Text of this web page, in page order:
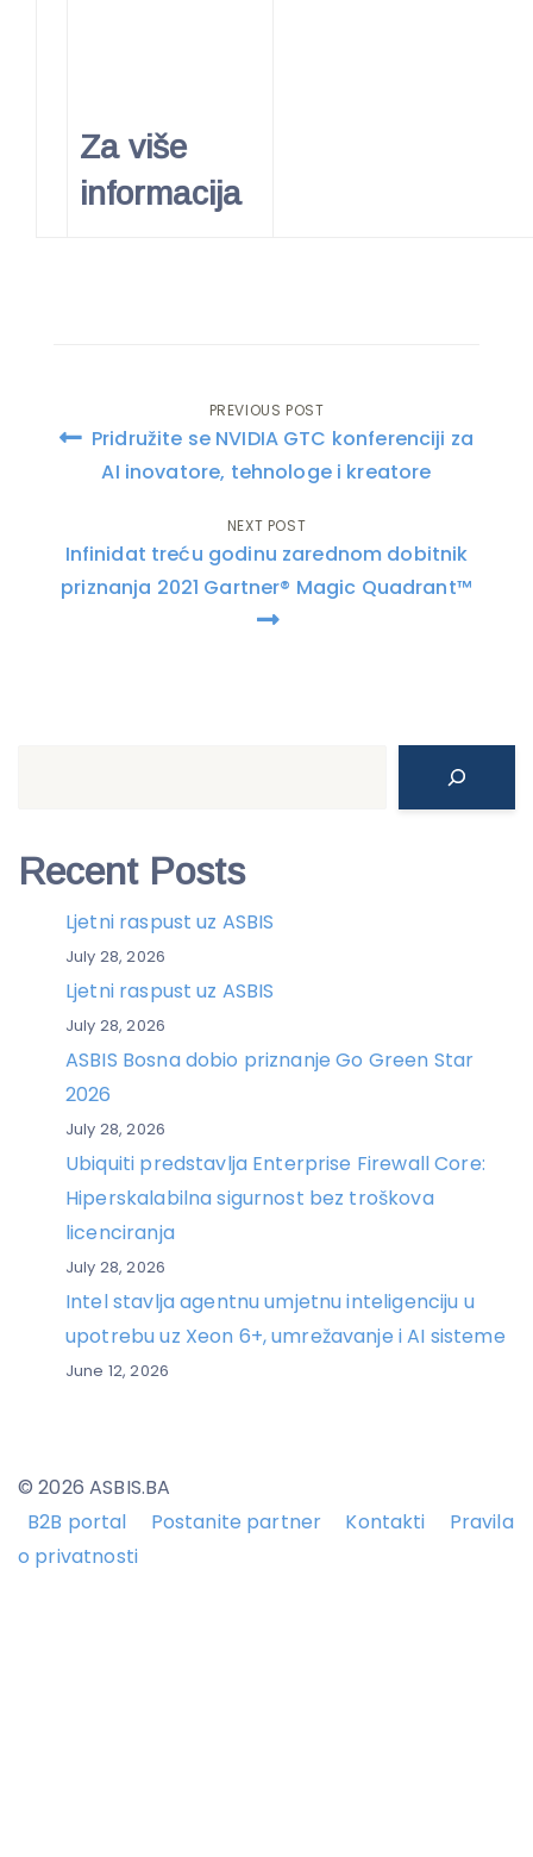
Za više
informacija
Post
navigation
PREVIOUS POST
Pridružite se NVIDIA GTC konferenciji za
AI inovatore, tehnologe i kreatore
NEXT POST
Infinidat treću godinu zarednom dobitnik
priznanja 2021 Gartner® Magic Quadrant™
Recent Posts
Ljetni raspust uz ASBIS
July 28, 2026
Ljetni raspust uz ASBIS
July 28, 2026
ASBIS Bosna dobio priznanje Go Green Star
2026
July 28, 2026
Ubiquiti predstavlja Enterprise Firewall Core:
Hiperskalabilna sigurnost bez troškova
licenciranja
July 28, 2026
Intel stavlja agentnu umjetnu inteligenciju u
upotrebu uz Xeon 6+, umrežavanje i AI sisteme
June 12, 2026
© 2026 ASBIS.BA
B2B portal
Postanite partner Kontakti
Pravila
o privatnosti